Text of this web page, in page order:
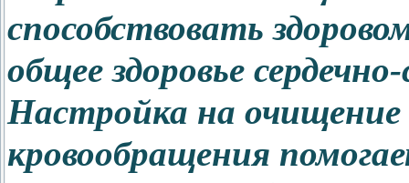
способствовать
общее здоровье
Настройка на
кровообращения